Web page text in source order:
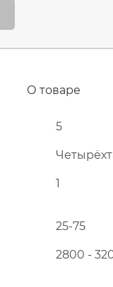
О товаре
5
1
25-75
2800 -